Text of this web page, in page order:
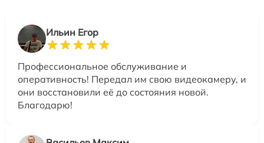
Ильин Егор
Профессиональное обслуживание и
оперативность! Передал им свою видеокамеру, и
они восстановили её до состояния новой.
Благодарю!